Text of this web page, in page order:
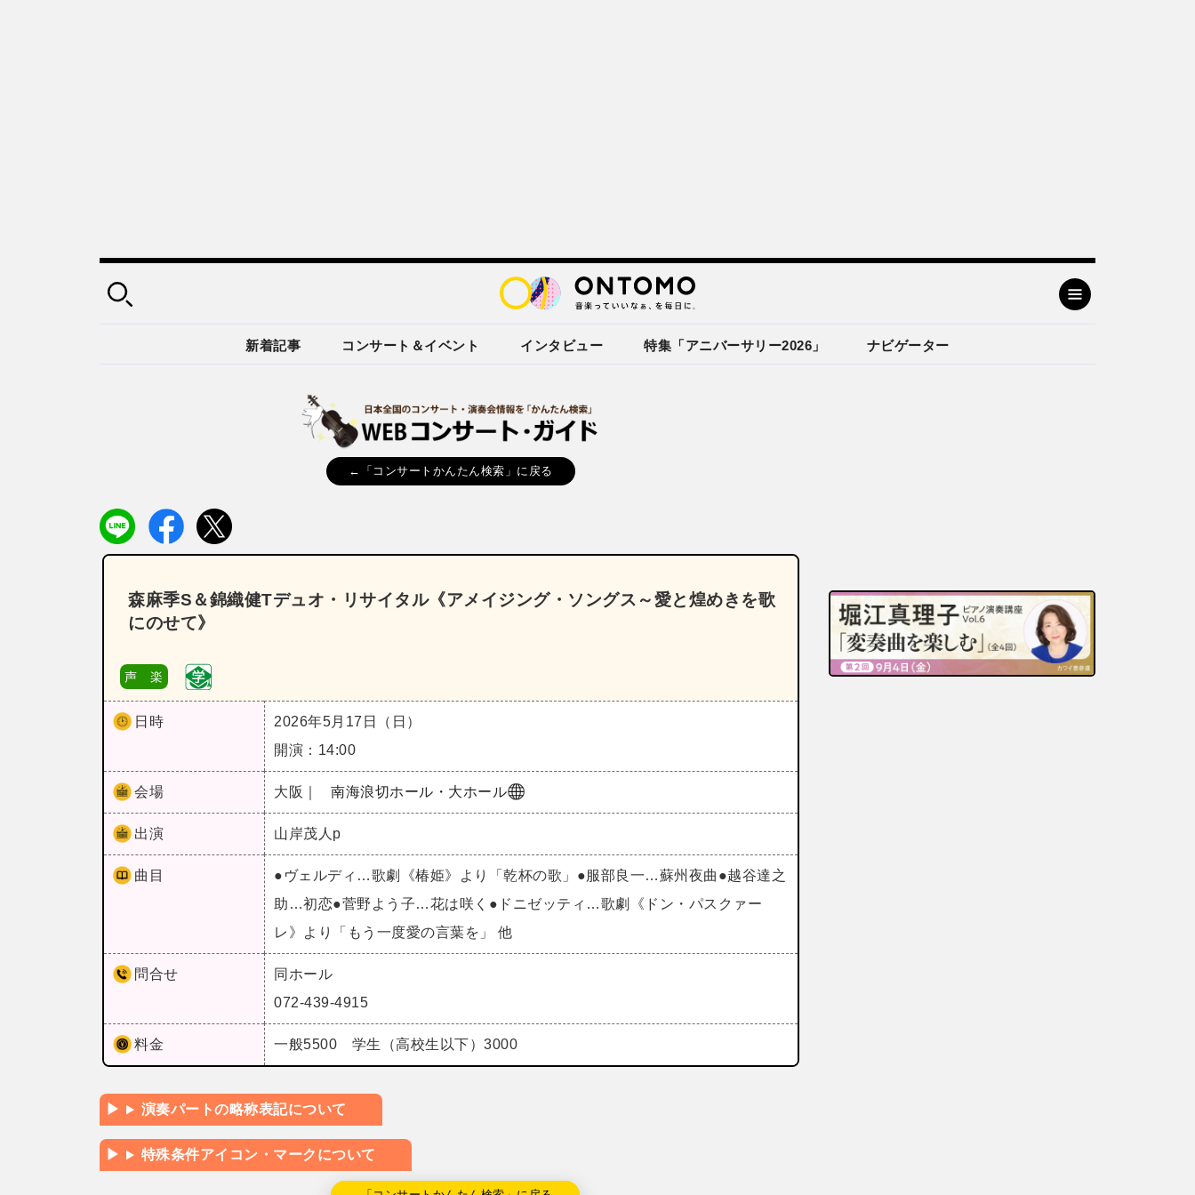
新着記事 コンサート＆イベント インタビュー 特集「アニバーサリー2026」 ナビゲーター
←「コンサートかんたん検索」に戻る
森麻季S＆錦織健Tデュオ・リサイタル《アメイジング・ソングス～愛と煌めきを歌
にのせて》
声 楽
日時
2026年5月17日（日）
開演：14:00
会場 大阪｜ 南海浪切ホール・大ホール
出演 山岸茂人p
曲目
●ヴェルディ…歌劇《椿姫》より「乾杯の歌」●服部良一…蘇州夜曲●越谷達之
助…初恋●菅野よう子…花は咲く●ドニゼッティ…歌劇《ドン・パスクァー
レ》より「もう一度愛の言葉を」 他
問合せ
同ホール
072-439-4915
料金 一般5500 学生（高校生以下）3000
演奏パートの略称表記について
特殊条件アイコン・マークについて